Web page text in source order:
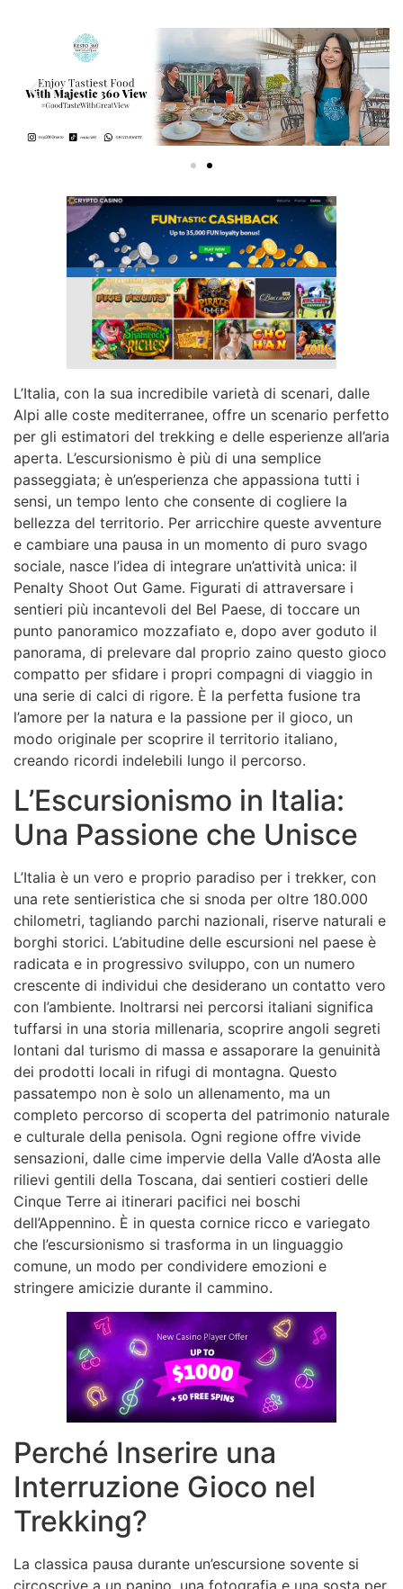
L’Italia, con la sua incredibile varietà di scenari, dalle
Alpi alle coste mediterranee, offre un scenario perfetto
per gli estimatori del trekking e delle esperienze all’aria
aperta. L’escursionismo è più di una semplice
passeggiata; è un’esperienza che appassiona tutti i
sensi, un tempo lento che consente di cogliere la
bellezza del territorio. Per arricchire queste avventure
e cambiare una pausa in un momento di puro svago
sociale, nasce l’idea di integrare un’attività unica: il
Penalty Shoot Out Game. Figurati di attraversare i
sentieri più incantevoli del Bel Paese, di toccare un
punto panoramico mozzafiato e, dopo aver goduto il
panorama, di prelevare dal proprio zaino questo gioco
compatto per sfidare i propri compagni di viaggio in
una serie di calci di rigore. È la perfetta fusione tra
l’amore per la natura e la passione per il gioco, un
modo originale per scoprire il territorio italiano,
creando ricordi indelebili lungo il percorso.
L’Escursionismo in Italia:
Una Passione che Unisce
L’Italia è un vero e proprio paradiso per i trekker, con
una rete sentieristica che si snoda per oltre 180.000
chilometri, tagliando parchi nazionali, riserve naturali e
borghi storici. L’abitudine delle escursioni nel paese è
radicata e in progressivo sviluppo, con un numero
crescente di individui che desiderano un contatto vero
con l’ambiente. Inoltrarsi nei percorsi italiani significa
tuffarsi in una storia millenaria, scoprire angoli segreti
lontani dal turismo di massa e assaporare la genuinità
dei prodotti locali in rifugi di montagna. Questo
passatempo non è solo un allenamento, ma un
completo percorso di scoperta del patrimonio naturale
e culturale della penisola. Ogni regione offre vivide
sensazioni, dalle cime impervie della Valle d’Aosta alle
rilievi gentili della Toscana, dai sentieri costieri delle
Cinque Terre ai itinerari pacifici nei boschi
dell’Appennino. È in questa cornice ricco e variegato
che l’escursionismo si trasforma in un linguaggio
comune, un modo per condividere emozioni e
stringere amicizie durante il cammino.
Perché Inserire una
Interruzione Gioco nel
Trekking?
La classica pausa durante un’escursione sovente si
circoscrive a un panino, una fotografia e una sosta per